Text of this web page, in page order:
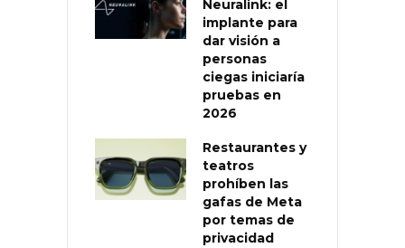
Neuralink: el
implante para
dar visión a
personas
ciegas iniciaría
pruebas en
2026
Restaurantes y
teatros
prohíben las
gafas de Meta
por temas de
privacidad